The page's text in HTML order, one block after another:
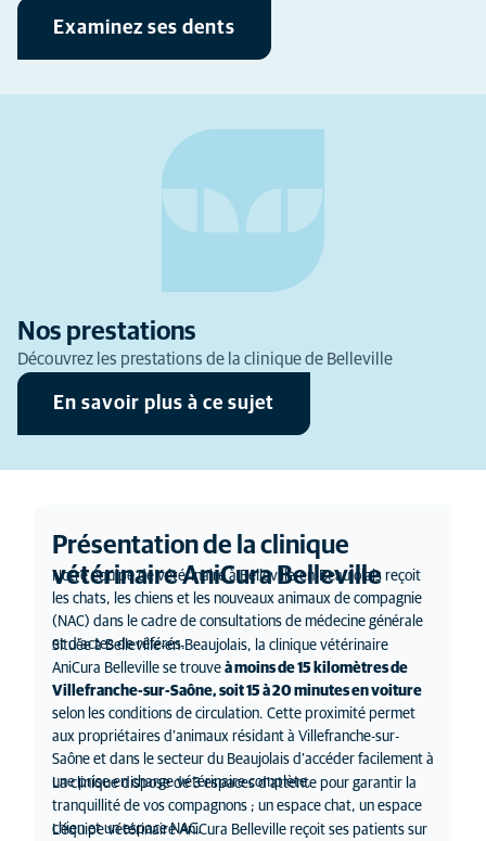
Examinez ses dents
Nos prestations
Découvrez les prestations de la clinique de Belleville
En savoir plus à ce sujet
Présentation de la clinique
vétérinaire AniCura Belleville
Notre équipe de vétérinaire à Belleville-en-Beaujolais reçoit
les chats, les chiens et les nouveaux animaux de compagnie
(NAC) dans le cadre de consultations de médecine générale
et d'actes de référés.
Située à Belleville-en-Beaujolais, la clinique vétérinaire
AniCura Belleville se trouve à moins de 15 kilomètres de
Villefranche-sur-Saône, soit 15 à 20 minutes en voiture
selon les conditions de circulation. Cette proximité permet
aux propriétaires d’animaux résidant à Villefranche-sur-
Saône et dans le secteur du Beaujolais d’accéder facilement à
une prise en charge vétérinaire complète.
La clinique dispose de 3 espaces d'attente pour garantir la
tranquillité de vos compagnons ; un espace chat, un espace
chien et un espace NAC.
L'équipe vétérinaire AniCura Belleville reçoit ses patients sur